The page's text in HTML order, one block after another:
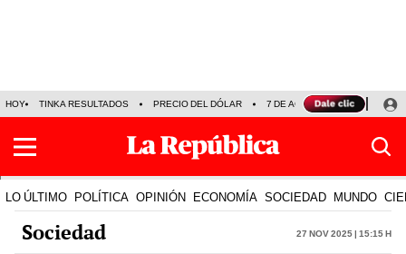
HOY TINKA RESULTADOS PRECIO DEL DÓLAR 7 DE AGOSTO OLLANTA
LO ÚLTIMO POLÍTICA OPINIÓN ECONOMÍA SOCIEDAD MUNDO
Sociedad 27 Nov 2025 | 15:15 h